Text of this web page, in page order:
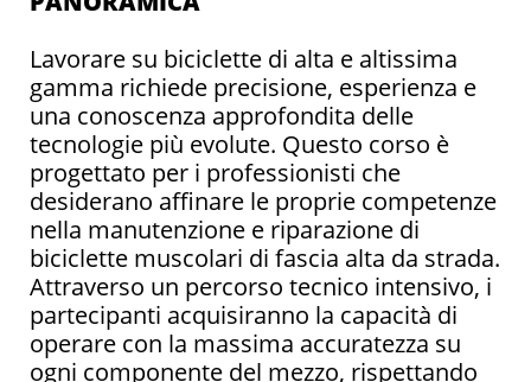
Lavorare su biciclette di alta e altissima
gamma richiede precisione, esperienza e
una conoscenza approfondita delle
tecnologie più evolute. Questo corso è
progettato per i professionisti che
desiderano affinare le proprie competenze
nella manutenzione e riparazione di
biciclette muscolari di fascia alta da strada.
Attraverso un percorso tecnico intensivo, i
partecipanti acquisiranno la capacità di
operare con la massima accuratezza su
ogni componente del mezzo, rispettando